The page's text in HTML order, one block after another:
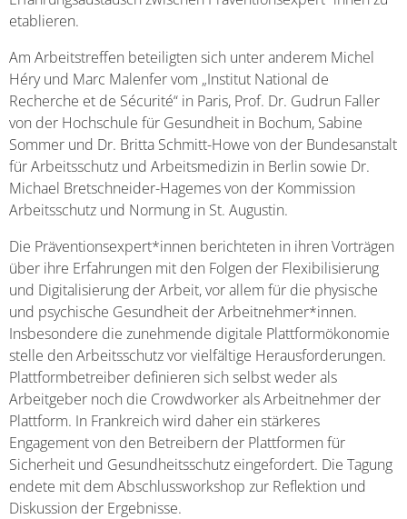
etablieren.
Am Arbeitstreffen beteiligten sich unter anderem Michel
Héry und Marc Malenfer vom „Institut National de
Recherche et de Sécurité“ in Paris, Prof. Dr. Gudrun Faller
von der Hochschule für Gesundheit in Bochum, Sabine
Sommer und Dr. Britta Schmitt-Howe von der Bundesanstalt
für Arbeitsschutz und Arbeitsmedizin in Berlin sowie Dr.
Michael Bretschneider-Hagemes von der Kommission
Arbeitsschutz und Normung in St. Augustin.
Die Präventionsexpert*innen berichteten in ihren Vorträgen
über ihre Erfahrungen mit den Folgen der Flexibilisierung
und Digitalisierung der Arbeit, vor allem für die physische
und psychische Gesundheit der Arbeitnehmer*innen.
Insbesondere die zunehmende digitale Plattformökonomie
stelle den Arbeitsschutz vor vielfältige Herausforderungen.
Plattformbetreiber definieren sich selbst weder als
Arbeitgeber noch die Crowdworker als Arbeitnehmer der
Plattform. In Frankreich wird daher ein stärkeres
Engagement von den Betreibern der Plattformen für
Sicherheit und Gesundheitsschutz eingefordert. Die Tagung
endete mit dem Abschlussworkshop zur Reflektion und
Diskussion der Ergebnisse.